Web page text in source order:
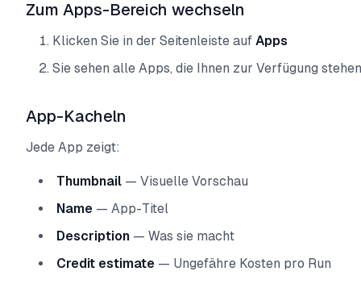
Zum Apps-Bereich wechseln
Klicken Sie in der Seitenleiste auf Apps
Sie sehen alle Apps, die Ihnen zur Verfügung stehen
App-Kacheln
Jede App zeigt:
Thumbnail — Visuelle Vorschau
Name — App-Titel
Description — Was sie macht
Credit estimate — Ungefähre Kosten pro Run